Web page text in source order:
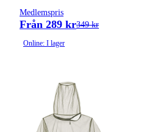
Medlemspris
Från 289 kr349 kr
Online: I lager